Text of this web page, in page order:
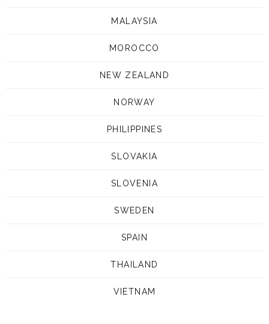
MALAYSIA
MOROCCO
NEW ZEALAND
NORWAY
PHILIPPINES
SLOVAKIA
SLOVENIA
SWEDEN
SPAIN
THAILAND
VIETNAM